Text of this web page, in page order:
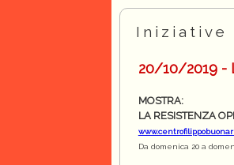
Iniziative
20/10/2019 -
MOSTRA:
LA RESISTENZA
Da domenica 20 a